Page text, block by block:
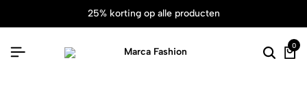
25% korting op alle producten
0